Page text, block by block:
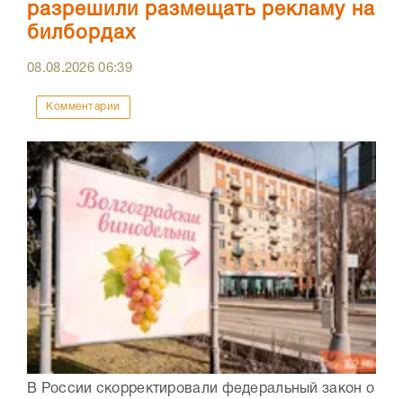
разрешили размещать рекламу на
билбордах
08.08.202606:39
Комментарии
В России скорректировали федеральный закон о